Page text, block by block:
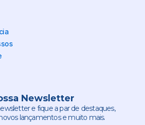
Newsletter
e fique a par de destaques,
lançamentos e muito mais.